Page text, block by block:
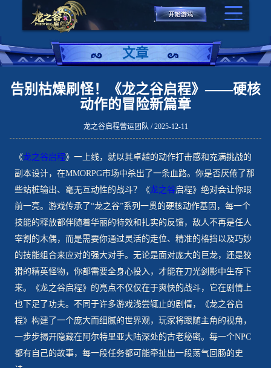
文章
告别枯燥刷怪！《龙之谷启程》——硬核
动作的冒险新篇章
龙之谷启程营运团队 / 2025-12-11
《龙之谷启程》一上线，就以其卓越的动作打击感和充满挑战的
副本设计，在MMORPG市场中杀出了一条血路。你是否厌倦了那
些站桩输出、毫无互动性的战斗？《龙之谷启程》绝对会让你眼
前一亮。游戏传承了“龙之谷”系列一贯的硬核动作基因，每一个
技能的释放都伴随着华丽的特效和扎实的反馈，敌人不再是任人
宰割的木偶，而是需要你通过灵活的走位、精准的格挡以及巧妙
的技能组合来应对的强大对手。无论是面对庞大的巨龙，还是狡
猾的精英怪物，你都需要全身心投入，才能在刀光剑影中生存下
来。《龙之谷启程》的亮点不仅仅在于爽快的战斗，它在剧情上
也下足了功夫。不同于许多游戏浅尝辄止的剧情，《龙之谷启
程》构建了一个庞大而细腻的世界观，玩家将跟随主角的视角，
一步步揭开隐藏在阿尔特里亚大陆深处的古老秘密。每一个NPC
都有自己的故事，每一段任务都可能牵扯出一段荡气回肠的史